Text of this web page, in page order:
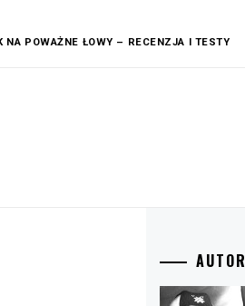
NA POWAŻNE ŁOWY – RECENZJA I TESTY
AUTOR